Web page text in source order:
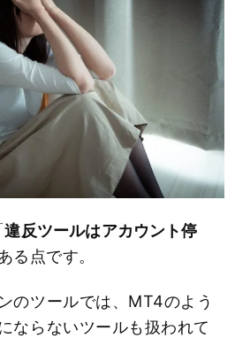
違反ツールはアカウント停
る点です。
のツールでは、MT4のよう
ならないツールも扱われて